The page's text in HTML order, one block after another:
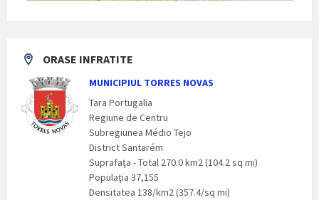
ORASE INFRATITE
MUNICIPIUL TORRES NOVAS
Tara Portugalia
Regiune de Centru
Subregiunea Médio Tejo
District Santarém
Suprafaţa - Total 270.0 km2 (104.2 sq mi)
Populaţia 37,155
Densitatea 138/km2 (357.4/sq mi)